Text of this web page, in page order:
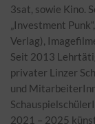
3sat, sowie Kino.
„Investment
Verlag),
Seit 2013
privater Linzer
und
2021 – 2025